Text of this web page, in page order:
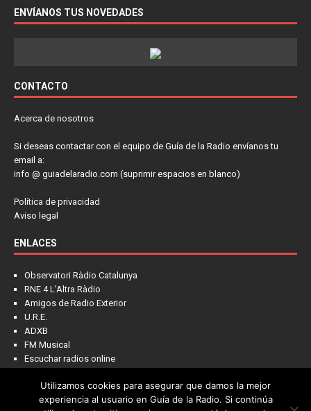
ENVÍANOS TUS NOVEDADES
CONTACTO
Acerca de nosotros
Si deseas contactar con el equipo de Guía de la Radio envíanos tu
email a:
info @ guiadelaradio.com (suprimir espacios en blanco)
Política de privacidad
Aviso legal
ENLACES
Observatori Ràdio Catalunya
RNE 4 L'Altra Ràdio
Amigos de Radio Exterior
U.R.E.
ADXB
FM Musical
Escuchar radios online
Utilizamos cookies para asegurar que damos la mejor
experiencia al usuario en Guía de la Radio. Si continúa